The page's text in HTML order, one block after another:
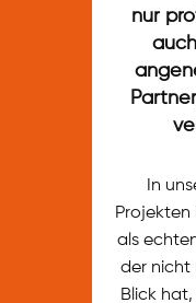
nur
In
als
der nicht
Blick